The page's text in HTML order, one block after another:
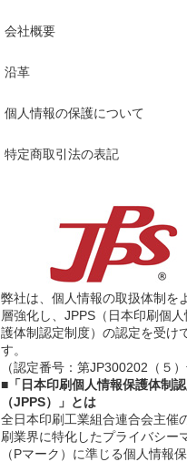
会社概要
沿革
個人情報の保護について
特定商取引法の表記
弊社は、個人情報の取扱体制を
層強化し、JPPS（日本印刷個人
護体制認定制度）の認定を受け
す。
（認定番号：第JP300202（５）
■「日本印刷個人情報保護体制
（JPPS）」とは
全日本印刷工業組合連合会主催
刷業界に特化したプライバシー
（Pマーク）に準じる個人情報